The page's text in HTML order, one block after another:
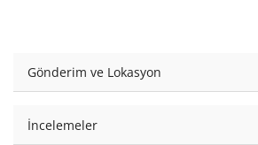
Gönderim ve Lokasyon
İncelemeler